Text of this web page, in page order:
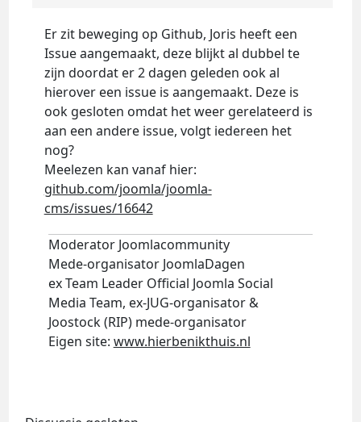
Er zit beweging op Github, Joris heeft een
Issue aangemaakt, deze blijkt al dubbel te
zijn doordat er 2 dagen geleden ook al
hierover een issue is aangemaakt. Deze is
ook gesloten omdat het weer gerelateerd is
aan een andere issue, volgt iedereen het
nog?
Meelezen kan vanaf hier:
github.com/joomla/joomla-
cms/issues/16642
Moderator Joomlacommunity
Mede-organisator JoomlaDagen
ex Team Leader Official Joomla Social
Media Team, ex-JUG-organisator &
Joostock (RIP) mede-organisator
Eigen site: www.hierbenikthuis.nl